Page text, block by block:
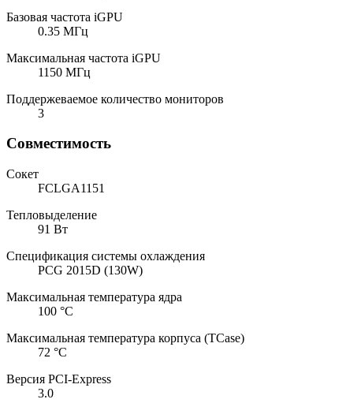
Базовая частота iGPU
0.35 МГц
Максимальная частота iGPU
1150 МГц
Поддержеваемое количество мониторов
3
Совместимость
Сокет
FCLGA1151
Тепловыделение
91 Вт
Спецификация системы охлаждения
PCG 2015D (130W)
Максимальная температура ядра
100 °C
Максимальная температура корпуса (TCase)
72 °C
Версия PCI-Express
3.0